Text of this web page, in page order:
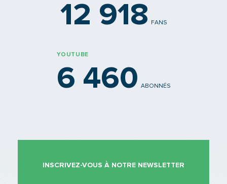
12 918 FANS
YOUTUBE
6 460 ABONNÉS
INSCRIVEZ-VOUS À NOTRE NEWSLETTER